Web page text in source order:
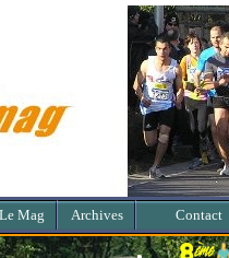
Le Mag Archives Contact